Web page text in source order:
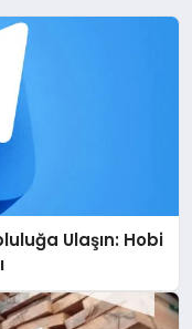
Ulaşın: Hobi